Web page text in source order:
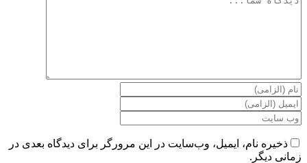
ذخیره نام، ایمیل، وب‌سایت در این مرورگر برای دیدگاه بعدی در
زمانی دیگر.